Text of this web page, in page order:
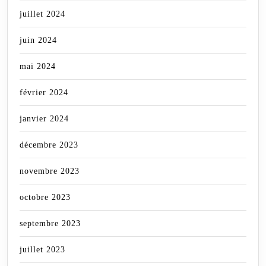
juillet 2024
juin 2024
mai 2024
février 2024
janvier 2024
décembre 2023
novembre 2023
octobre 2023
septembre 2023
juillet 2023